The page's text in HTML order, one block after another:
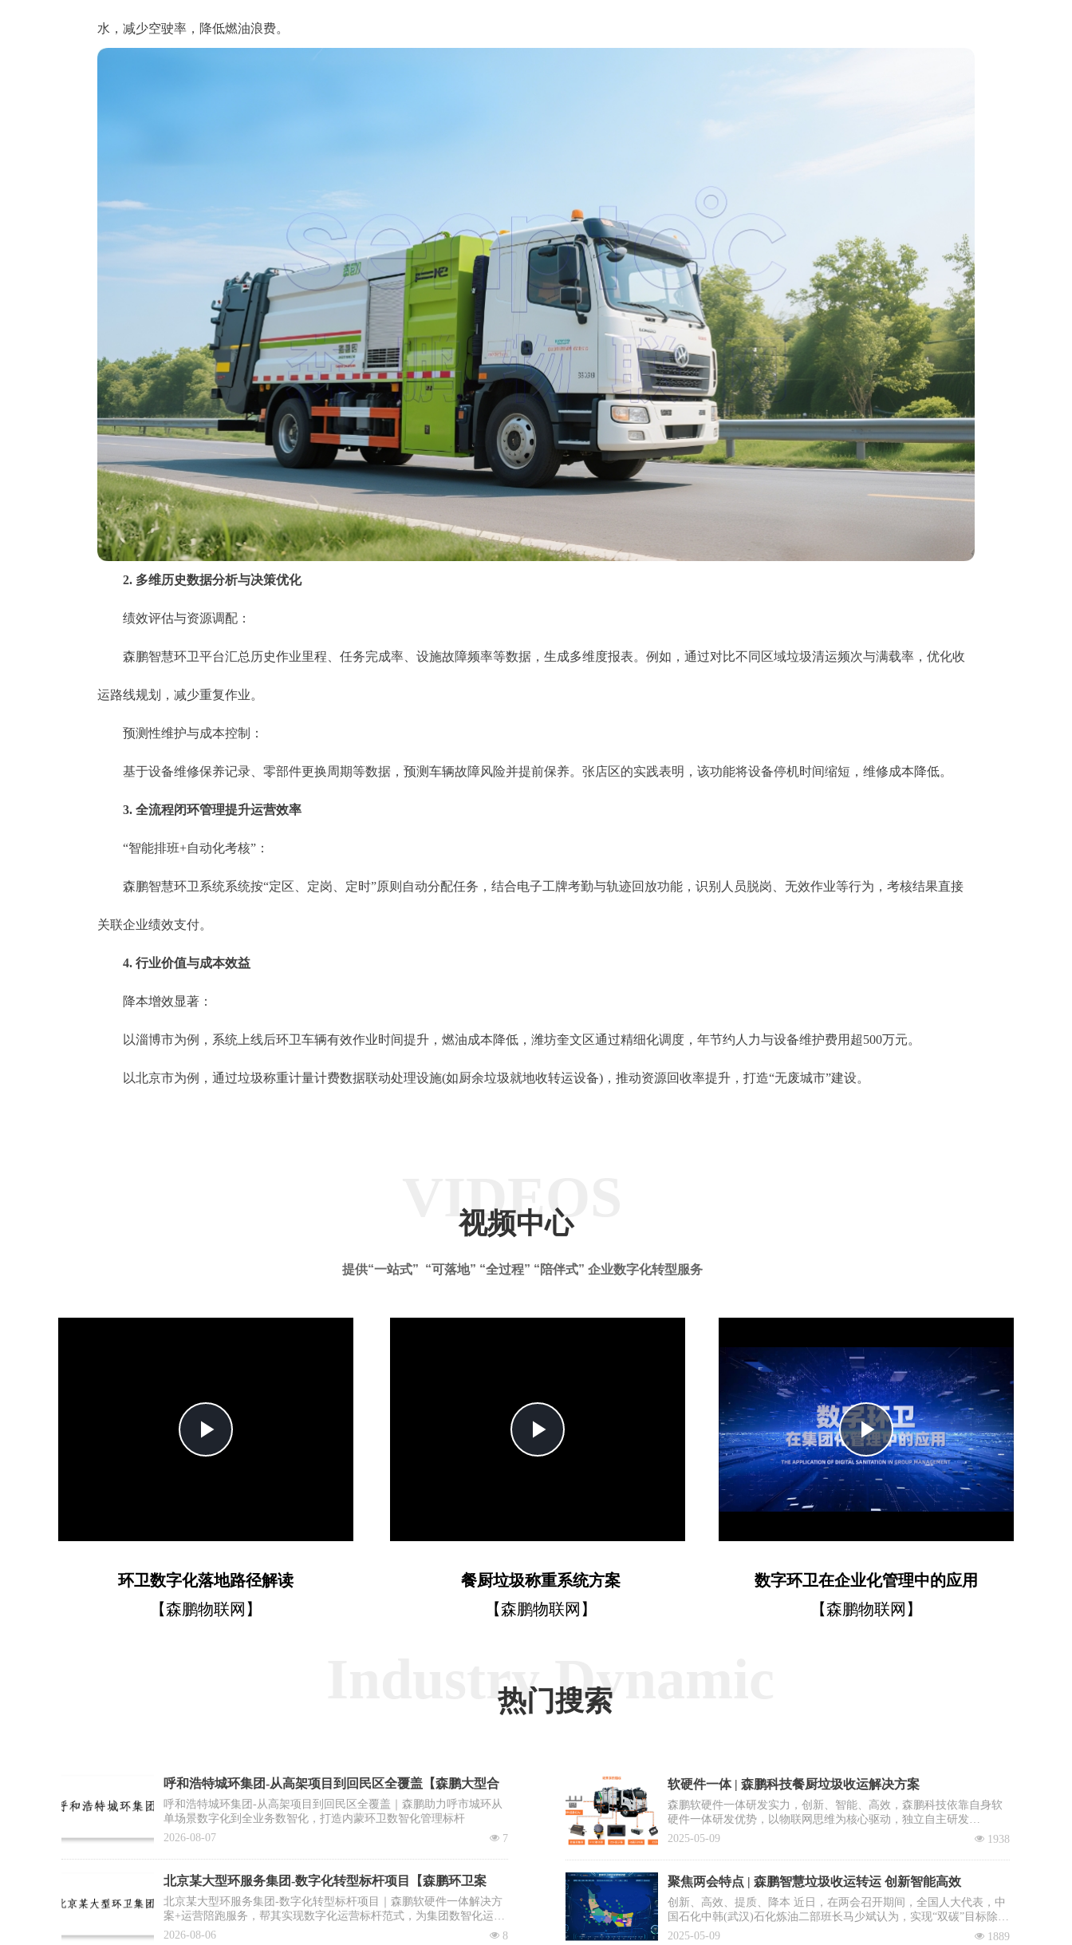
水，减少空驶率，降低燃油浪费。
​​2. 多维历史数据分析与决策优化​​
​​绩效评估与资源调配​​：
森鹏智慧环卫平台汇总历史作业里程、任务完成率、设施故障频率等数据，生成多维度报表。例如，通过对比不同区域垃圾清运频次与满载率，优化收
运路线规划，减少重复作业。
​​预测性维护与成本控制​​：
基于设备维修保养记录、零部件更换周期等数据，预测车辆故障风险并提前保养。张店区的实践表明，该功能将设备停机时间缩短，维修成本降低。
​​3. 全流程闭环管理提升运营效率​​
​​“智能排班+自动化考核”​​：
森鹏智慧环卫系统系统按“定区、定岗、定时”原则自动分配任务，结合电子工牌考勤与轨迹回放功能，识别人员脱岗、无效作业等行为，考核结果直接
关联企业绩效支付。
​​4. 行业价值与成本效益​​
​​降本增效显著​​：
以淄博市为例，系统上线后环卫车辆有效作业时间提升，燃油成本降低，潍坊奎文区通过精细化调度，年节约人力与设备维护费用超500万元。
以北京市为例，通过垃圾称重计量计费数据联动处理设施(如厨余垃圾就地收转运设备)，推动资源回收率提升，打造“无废城市”建设。
提供“一站式” “可落地” “全过程” “陪伴式” 企业数字化转型服务
VIDEOS
视频中心
Play
环卫数字化落地路径解读
【森鹏物联网】
Play
餐厨垃圾称重系统方案
【森鹏物联网】
Play
Video
数字环卫在企业化管理中的应用
【森鹏物联网】
呼和浩特城环集团-从高架项目到回民区全覆盖【森鹏大型合
作案例】
呼和浩特城环集团-从高架项目到回民区全覆盖｜森鹏助力呼市城环从
单场景数字化到全业务数智化，打造内蒙环卫数智化管理标杆
넶 7
2026-08-07
北京某大型环服务集团-数字化转型标杆项目【森鹏环卫案
例】
北京某大型环服务集团-数字化转型标杆项目｜森鹏软硬件一体解决方
案+运营陪跑服务，帮其实现数字化运营标杆范式，为集团数智化运营
推广复制提供标杆范式
넶 8
2026-08-06
Industry Dynamic
热门搜索
软硬件一体 | 森鹏科技餐厨垃圾收运解决方案
森鹏软硬件一体研发实力，创新、智能、高效，森鹏科技依靠自身软
硬件一体研发优势，以物联网思维为核心驱动，独立自主研发
出“EVOS智慧环卫2.0管理平台”，餐厨垃圾收运系统是该平台核心子
넶 1938
2025-05-09
聚焦两会特点 | 森鹏智慧垃圾收运转运 创新智能高效
创新、高效、提质、降本 近日，在两会召开期间，全国人大代表，中
国石化中韩(武汉)石化炼油二部班长马少斌认为，实现“双碳”目标除了
需要企业进行转型升级和科技创新外，全民参与也必不可少，并就此
넶 1889
2025-05-09